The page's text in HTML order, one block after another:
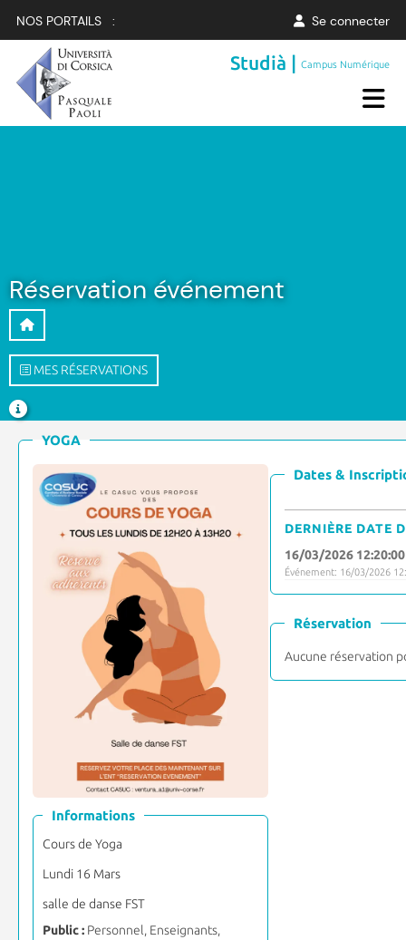
NOS PORTAILS : Se connecter
Studià |Campus Numérique
Réservation événement
MES RÉSERVATIONS
YOGA
Informations
Cours de Yoga
Lundi 16 Mars
salle de danse FST
Public :Personnel, Enseignants,
Dates &
DERNIÈRE DATE
16/03/2026 12:20:00
Événement: 16/03/2026
Réservation
Aucune réservation